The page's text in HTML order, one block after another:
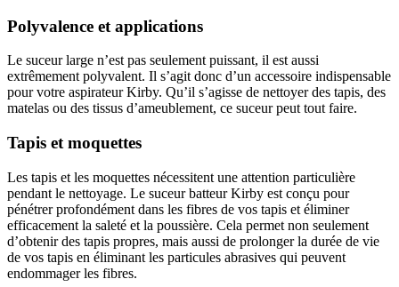
Polyvalence et applications
Le suceur large n’est pas seulement puissant, il est aussi
extrêmement polyvalent. Il s’agit donc d’un accessoire indispensable
pour votre aspirateur Kirby. Qu’il s’agisse de nettoyer des tapis, des
matelas ou des tissus d’ameublement, ce suceur peut tout faire.
Tapis et moquettes
Les tapis et les moquettes nécessitent une attention particulière
pendant le nettoyage. Le suceur batteur Kirby est conçu pour
pénétrer profondément dans les fibres de vos tapis et éliminer
efficacement la saleté et la poussière. Cela permet non seulement
d’obtenir des tapis propres, mais aussi de prolonger la durée de vie
de vos tapis en éliminant les particules abrasives qui peuvent
endommager les fibres.